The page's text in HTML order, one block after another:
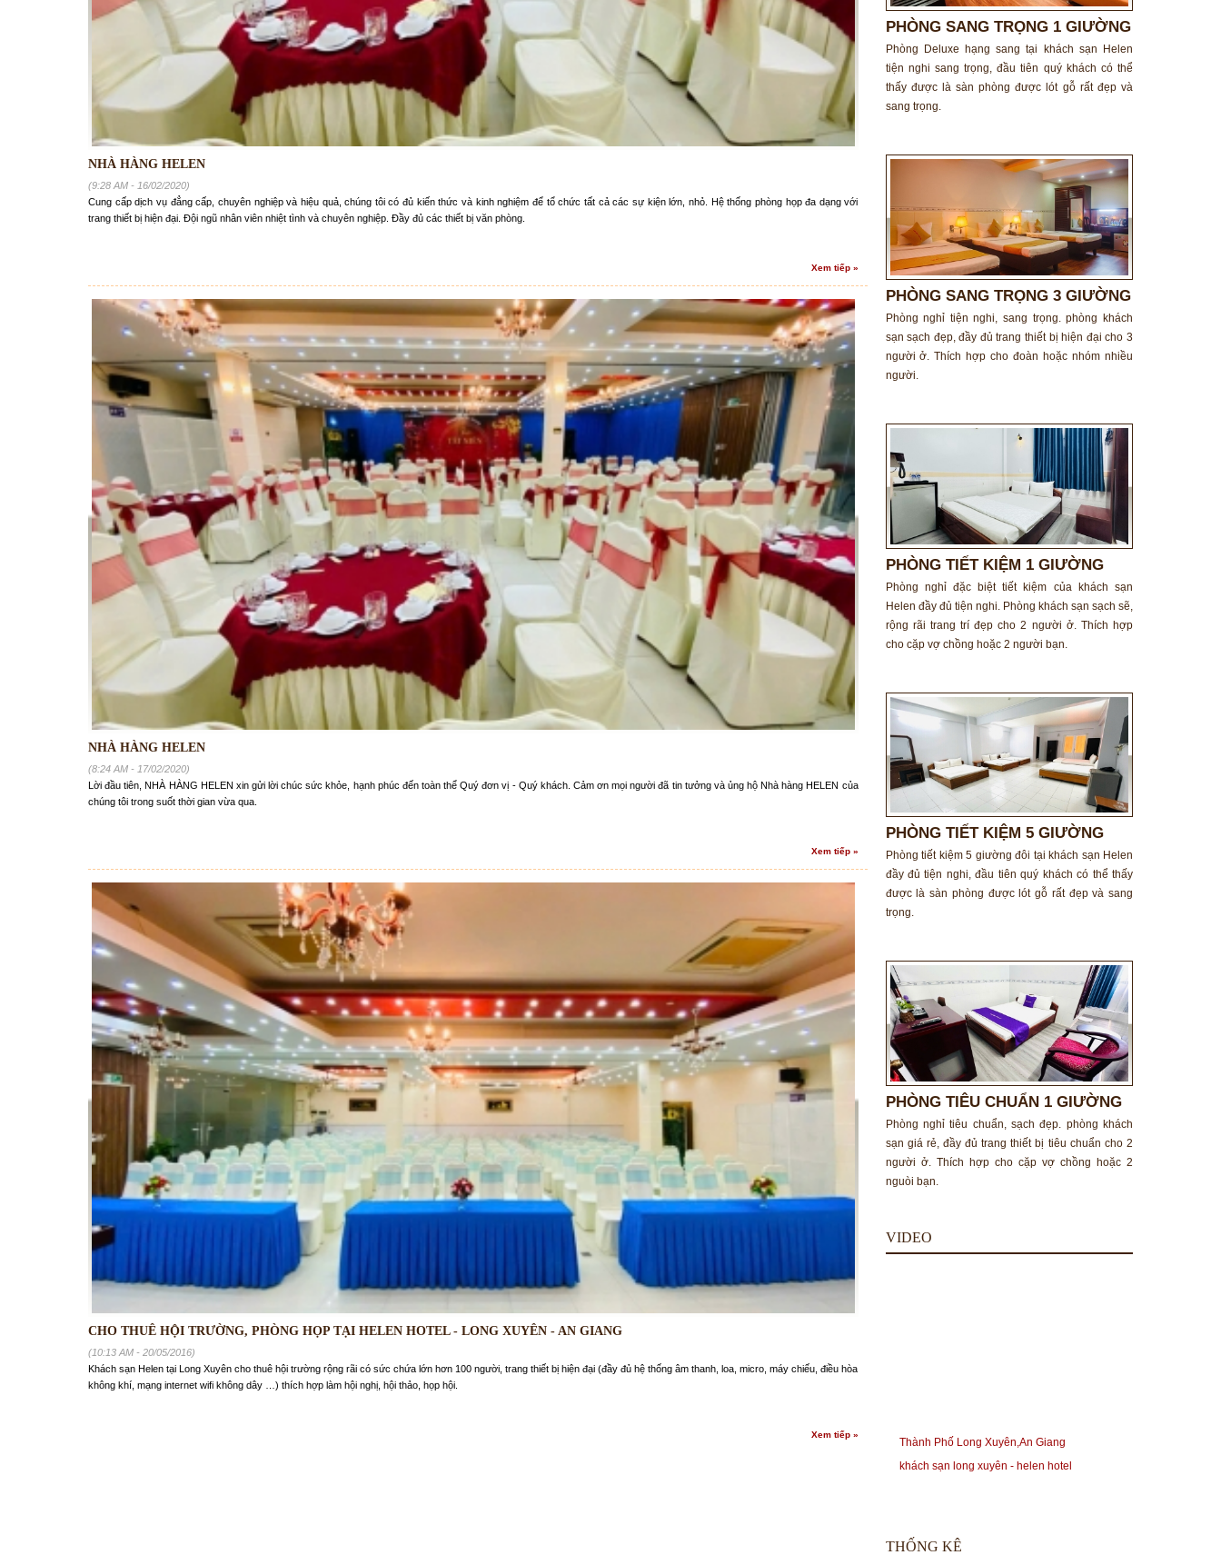
NHÀ HÀNG HELEN
(9:28 AM - 16/02/2020)
Cung cấp dịch vụ đẳng cấp, chuyên nghiệp và hiệu quả, chúng tôi có đủ kiến thức và kinh nghiệm để tổ chức tất cả các sự kiện lớn, nhỏ. Hệ thống phòng họp đa dạng với
trang thiết bị hiện đại. Đội ngũ nhân viên nhiệt tình và chuyên nghiệp. Đầy đủ các thiết bị văn phòng.
Xem tiếp »
NHÀ HÀNG HELEN
(8:24 AM - 17/02/2020)
Lời đầu tiên, NHÀ HÀNG HELEN xin gửi lời chúc sức khỏe, hạnh phúc đến toàn thể Quý đơn vị - Quý khách. Cảm ơn mọi người đã tin tưởng và ủng hộ Nhà hàng HELEN của
chúng tôi trong suốt thời gian vừa qua.
Xem tiếp »
CHO THUÊ HỘI TRƯỜNG, PHÒNG HỌP TẠI HELEN HOTEL - LONG XUYÊN - AN GIANG
(10:13 AM - 20/05/2016)
Khách sạn Helen tại Long Xuyên cho thuê hội trường rộng rãi có sức chứa lớn hơn 100 người, trang thiết bị hiện đại (đầy đủ hệ thống âm thanh, loa, micro, máy chiếu, điều hòa
không khí, mạng internet wifi không dây …) thích hợp làm hội nghị, hội thảo, họp hội.
Xem tiếp »
PHÒNG SANG TRỌNG 1 GIƯỜNG
ĐÔI
Phòng Deluxe hạng sang tại khách sạn Helen
tiện nghi sang trọng, đầu tiên quý khách có thể
thấy được là sàn phòng được lót gỗ rất đẹp và
sang trọng.
PHÒNG SANG TRỌNG 3 GIƯỜNG
ĐƠN
Phòng nghỉ tiện nghi, sang trọng. phòng khách
sạn sạch đẹp, đầy đủ trang thiết bị hiện đại cho 3
người ở. Thích hợp cho đoàn hoặc nhóm nhiều
người.
PHÒNG TIẾT KIỆM 1 GIƯỜNG
ĐÔI
Phòng nghỉ đặc biệt tiết kiệm của khách sạn
Helen đầy đủ tiện nghi. Phòng khách sạn sạch sẽ,
rộng rãi trang trí đẹp cho 2 người ở. Thích hợp
cho cặp vợ chồng hoặc 2 người bạn.
PHÒNG TIẾT KIỆM 5 GIƯỜNG
ĐÔI
Phòng tiết kiệm 5 giường đôi tại khách sạn Helen
đầy đủ tiện nghi, đầu tiên quý khách có thể thấy
được là sàn phòng được lót gỗ rất đẹp và sang
trọng.
PHÒNG TIÊU CHUẨN 1 GIƯỜNG
ĐÔI
Phòng nghỉ tiêu chuẩn, sạch đẹp. phòng khách
sạn giá rẻ, đầy đủ trang thiết bị tiêu chuẩn cho 2
người ở. Thích hợp cho cặp vợ chồng hoặc 2
nguòi bạn.
VIDEO
Thành Phố Long Xuyên,An Giang
khách sạn long xuyên - helen hotel
THỐNG KÊ